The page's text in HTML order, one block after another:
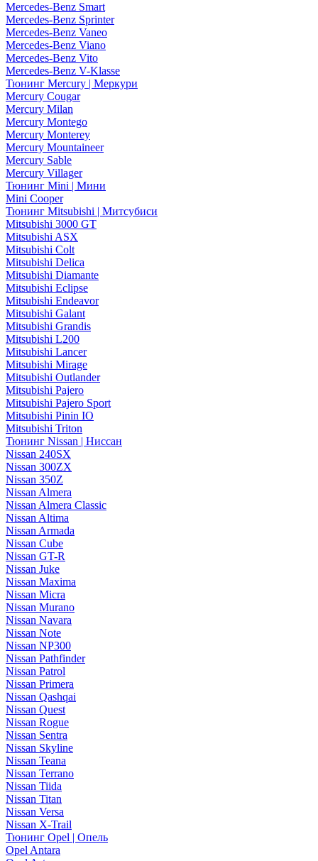
Mercedes-Benz Smart
Mercedes-Benz Sprinter
Mercedes-Benz Vaneo
Mercedes-Benz Viano
Mercedes-Benz Vito
Mercedes-Benz V-Klasse
Тюнинг Mercury | Меркури
Mercury Cougar
Mercury Milan
Mercury Montego
Mercury Monterey
Mercury Mountaineer
Mercury Sable
Mercury Villager
Тюнинг Mini | Мини
Mini Cooper
Тюнинг Mitsubishi | Митсубиси
Mitsubishi 3000 GT
Mitsubishi ASX
Mitsubishi Colt
Mitsubishi Delica
Mitsubishi Diamante
Mitsubishi Eclipse
Mitsubishi Endeavor
Mitsubishi Galant
Mitsubishi Grandis
Mitsubishi L200
Mitsubishi Lancer
Mitsubishi Mirage
Mitsubishi Outlander
Mitsubishi Pajero
Mitsubishi Pajero Sport
Mitsubishi Pinin IO
Mitsubishi Triton
Тюнинг Nissan | Ниссан
Nissan 240SX
Nissan 300ZX
Nissan 350Z
Nissan Almera
Nissan Almera Classic
Nissan Altima
Nissan Armada
Nissan Cube
Nissan GT-R
Nissan Juke
Nissan Maxima
Nissan Micra
Nissan Murano
Nissan Navara
Nissan Note
Nissan NP300
Nissan Pathfinder
Nissan Patrol
Nissan Primera
Nissan Qashqai
Nissan Quest
Nissan Rogue
Nissan Sentra
Nissan Skyline
Nissan Teana
Nissan Terrano
Nissan Tiida
Nissan Titan
Nissan Versa
Nissan X-Trail
Тюнинг Opel | Опель
Opel Antara